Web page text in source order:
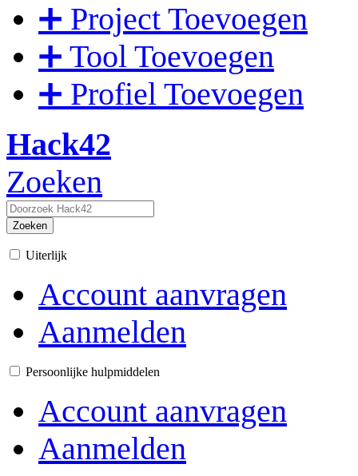
➕ Project Toevoegen
➕ Tool Toevoegen
➕ Profiel Toevoegen
Hack42
Zoeken
Zoeken
Uiterlijk
Account aanvragen
Aanmelden
Persoonlijke hulpmiddelen
Account aanvragen
Aanmelden